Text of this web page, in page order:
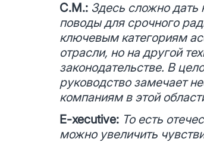
С.М.: Здесь сложно дать
поводы для срочного
ключевым категориям
отрасли, но на другой
законодательстве. В
руководство замечает
компаниям в этой
E-xecutive: То есть
можно увеличить